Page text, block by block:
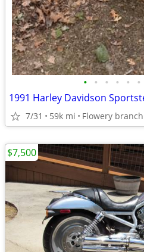
• • • • • •
1991 Harley Davidson
7/31 59k mi Flowery branch
$7,500